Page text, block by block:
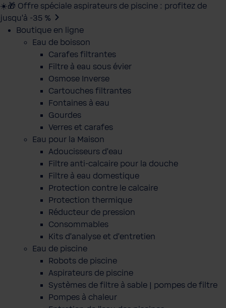
☀️🎁 Offre spéciale aspirateurs de piscine : profitez de
jusqu’à -35 %
Boutique en ligne
Eau de boisson
Carafes filtrantes
Filtre à eau sous évier
Osmose Inverse
Cartouches filtrantes
Fontaines à eau
Gourdes
Verres et carafes
Eau pour la Maison
Adoucisseurs d'eau
Filtre anti-calcaire pour la douche
Filtre à eau domestique
Protection contre le calcaire
Protection thermique
Réducteur de pression
Consommables
Kits d'analyse et d'entretien
Eau de piscine
Robots de piscine
Aspirateurs de piscine
Systèmes de filtre à sable | pompes de filtre
Pompes à chaleur